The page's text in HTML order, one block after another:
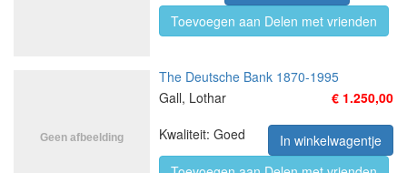
Toevoegen aan Delen met vrienden
The Deutsche Bank 1870-1995
Gall, Lothar
€ 1.250,00
Kwaliteit: Goed
In winkelwagentje